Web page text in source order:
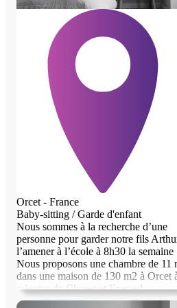
Orcet - France
Baby-sitting / Garde d'enfant
Nous sommes à la recherche d’une
personne pour garder notre fils
l’amener à l’école à 8h30 la semaine
Nous proposons une chambre de 11
dans une maison de 130 m2 à Orcet
minutes de Clermont Ferrand.
Rémunération possible en plus de la